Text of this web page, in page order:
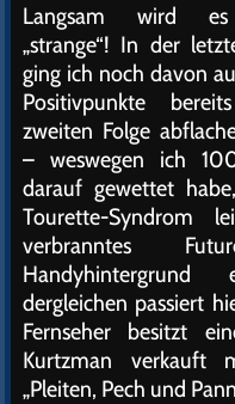
Langsam wird
„strange“! In der
ging ich noch davon
Positivpunkte
zweiten Folge
– weswegen ich
darauf gewettet
Tourette-Syndrom
verbranntes
dergleichen passiert
Fernseher besitzt
Kurtzman verkauft
„Pleiten, Pech und